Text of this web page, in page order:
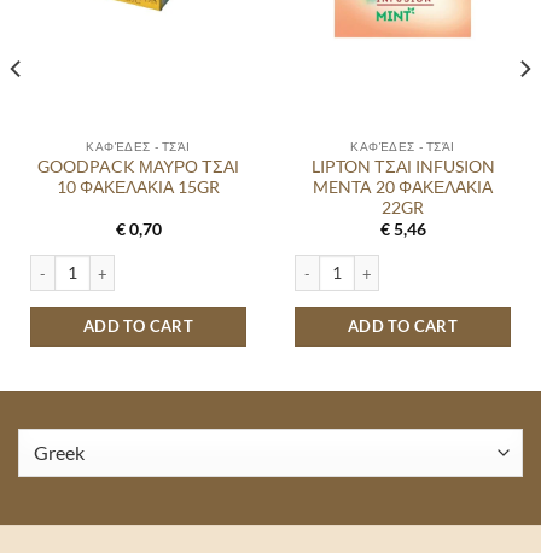
ΚΑΦΈΔΕΣ - ΤΣΆΙ
GOODPACK ΜΑΥΡΟ ΤΣΑΙ
10 ΦΑΚΕΛΑΚΙΑ 15GR
€0,70
GOODPACK ΜΑΥΡΟ ΤΣΑΙ 10 ΦΑΚΕΛΑΚΙΑ 15GR quantity
ADD TO CART
ΚΑΦΈΔΕΣ - ΤΣΆΙ
LIPTON ΤΣΑΙ INFUSION
MENTA 20 ΦΑΚΕΛΑΚΙΑ
22GR
€5,46
LIPTON ΤΣΑΙ INFUSION MENTA
ADD TO CART